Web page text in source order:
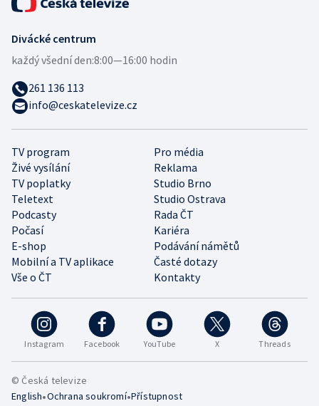
Instagram Facebook YouTube X Threads
TV program
Pro média
Živé vysílání
Reklama
TV poplatky
Studio Brno
Teletext
Studio Ostrava
Podcasty
Rada ČT
Počasí
Kariéra
E-shop
Podávání námětů
Mobilní a TV aplikace
Časté dotazy
Vše o ČT
Kontakty
Divácké centrum
každý všední den:8:00—16:00 hodin
261 136 113
info@ceskatelevize.cz
© Česká televize
English•Ochrana soukromí•Přístupnost